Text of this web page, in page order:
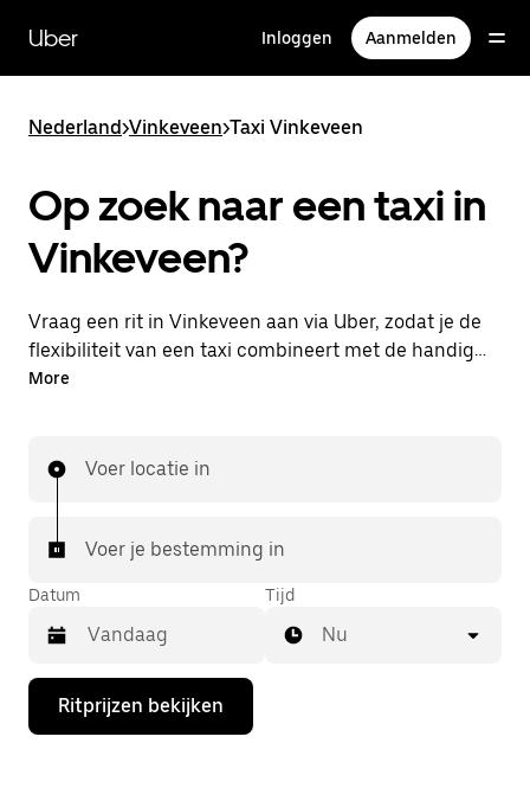
naar
hoofdinhoud
Uber Inloggen Aanmelden
Nederland>Vinkeveen>Taxi Vinkeveen
Op zoek naar een taxi in
Vinkeveen?
Vraag een rit in Vinkeveen aan via Uber, zodat je de
flexibiliteit van een taxi combineert met de handige
functies in de app. Je kunt on-demand een
Je rit is binnen handbereik.
More
Voer locatie in
Voer je bestemming in
Datum
Druk
de
Tijd
Nu
Ritprijzen bekijken